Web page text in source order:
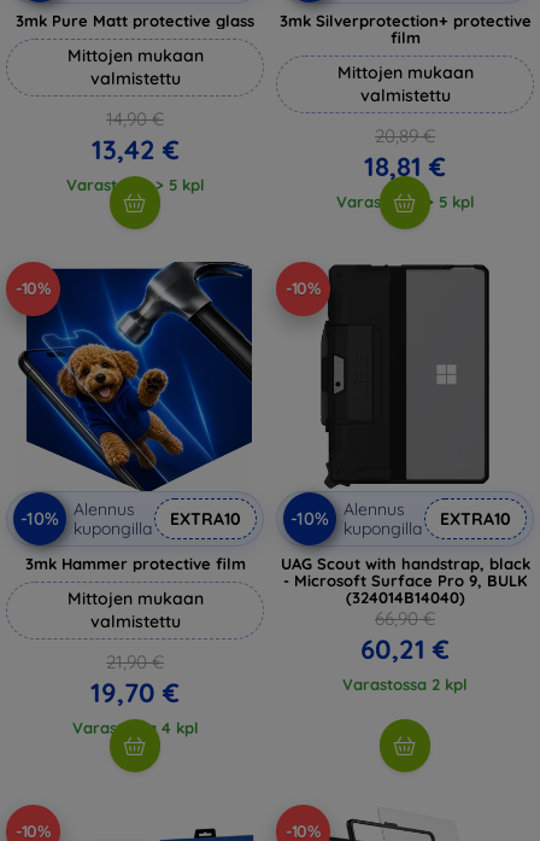
3mk Pure Matt protective glass
Mittojen mukaan
valmistettu
14,90 €
13,42 €
Varastossa > 5 kpl
3mk Silverprotection+ protective
film
Mittojen mukaan
valmistettu
20,89 €
18,81 €
Varastossa > 5 kpl
-10%
-10%
Alennus
kupongilla
EXTRA10
3mk Hammer protective film
Mittojen mukaan
valmistettu
21,90 €
19,70 €
Varastossa 4 kpl
-10%
-10%
Alennus
kupongilla
EXTRA10
UAG Scout with handstrap, black
- Microsoft Surface Pro 9, BULK
(324014B14040)
66,90 €
60,21 €
Varastossa 2 kpl
-10% -10%